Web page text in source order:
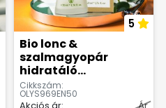
5
Bio lonc &
szalmagyopár
hidratáló
arcbalzsam - 50ml
Cikkszám:
OLYS969EN50